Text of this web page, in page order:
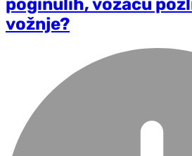
poginulih, vozaču
vožnje?